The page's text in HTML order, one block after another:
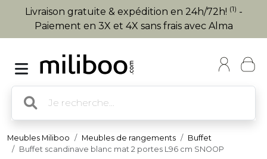
Livraison gratuite & expédition en 24h/72h! (1) -
Paiement en 3X et 4X sans frais avec Alma
Meubles Miliboo Meubles de rangements
Buffet
Buffet scandinave blanc mat 2 portes L96 cm SNOOP